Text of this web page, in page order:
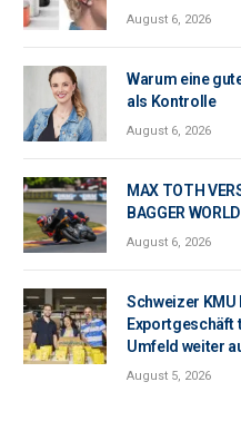
August 6, 2026
Warum eine
als Kontrolle
August 6, 2026
MAX TOTH
BAGGER
August 6, 2026
Schweizer
Exportgeschäft
Umfeld weiter
August 5, 2026